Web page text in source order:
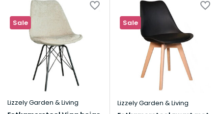
Sale
Lizzely Garden & Living
Sale
Lizzely Garden & Living